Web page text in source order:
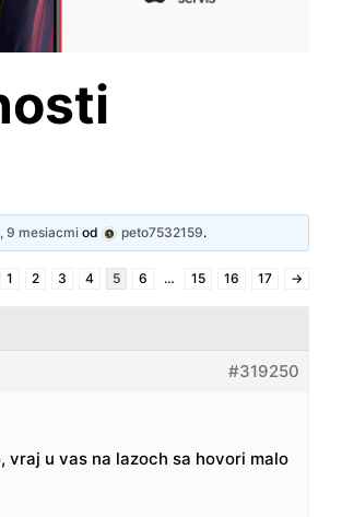
9 mesiacmi od peto7532159.
1 2 3 4 5 6 … 15 16 17 →
#319250
vraj u vas na lazoch sa hovori malo